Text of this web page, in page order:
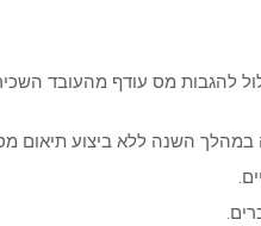
להגבות מס עודף מהעובד
השנה ללא ביצוע תיאום